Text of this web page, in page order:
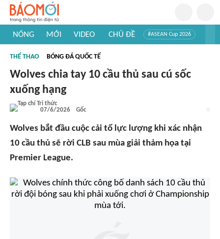
NÓNG MỚI VIDEO CHỦ ĐỀ #ASEAN Cup 2026
#Khám phá thế giới
THỂ THAO BÓNG ĐÁ QUỐC TẾ
Wolves chia tay 10 cầu thủ sau cú sốc
xuống hạng
07/6/2026 Gốc
Wolves bắt đầu cuộc cải tổ lực lượng khi xác nhận
10 cầu thủ sẽ rời CLB sau mùa giải thảm họa tại
Premier League.